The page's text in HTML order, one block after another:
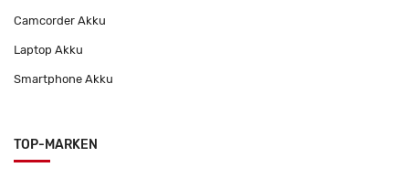
Camcorder Akku
Laptop Akku
Smartphone Akku
TOP-MARKEN